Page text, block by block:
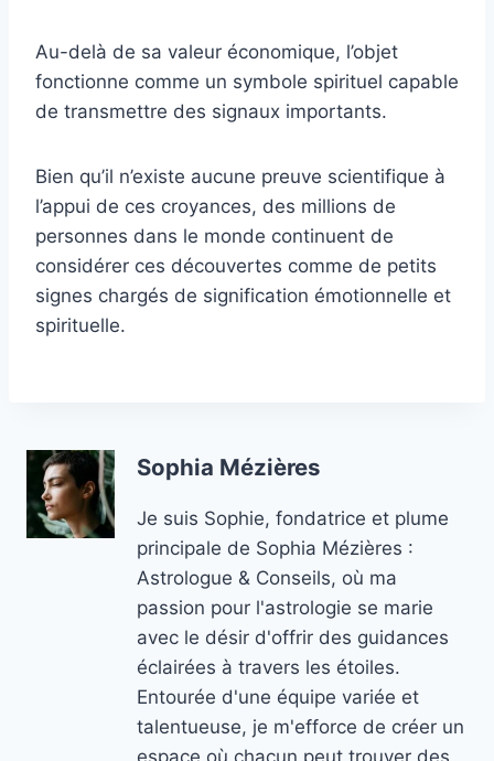
Au-delà de sa valeur économique, l’objet
fonctionne comme un symbole spirituel capable
de transmettre des signaux importants.
Bien qu’il n’existe aucune preuve scientifique à
l’appui de ces croyances, des millions de
personnes dans le monde continuent de
considérer ces découvertes comme de petits
signes chargés de signification émotionnelle et
spirituelle.
Sophia Mézières
Je suis Sophie, fondatrice et plume
principale de Sophia Mézières :
Astrologue & Conseils, où ma
passion pour l'astrologie se marie
avec le désir d'offrir des guidances
éclairées à travers les étoiles.
Entourée d'une équipe variée et
talentueuse, je m'efforce de créer un
espace où chacun peut trouver des